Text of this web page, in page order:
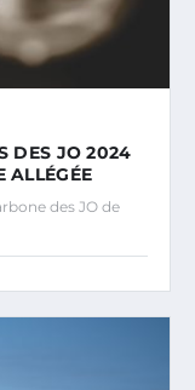
DES JO 2024
ALLÉGÉE
des JO de